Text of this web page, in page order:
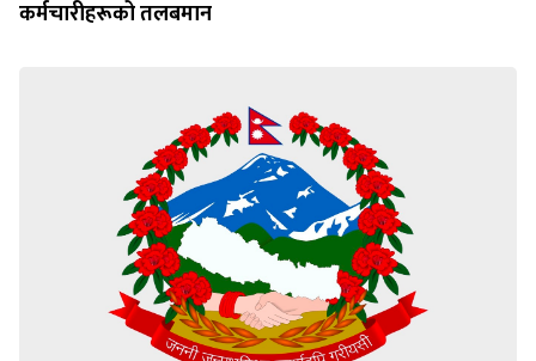
कर्मचारीहरूको तलबमान